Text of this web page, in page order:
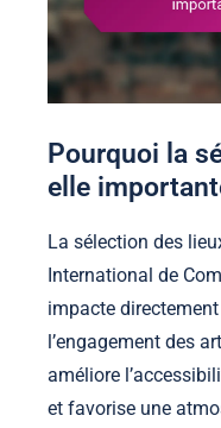
Pourquoi la
elle
La sélection des
International de
impacte
l’engagement des
améliore
et favorise une